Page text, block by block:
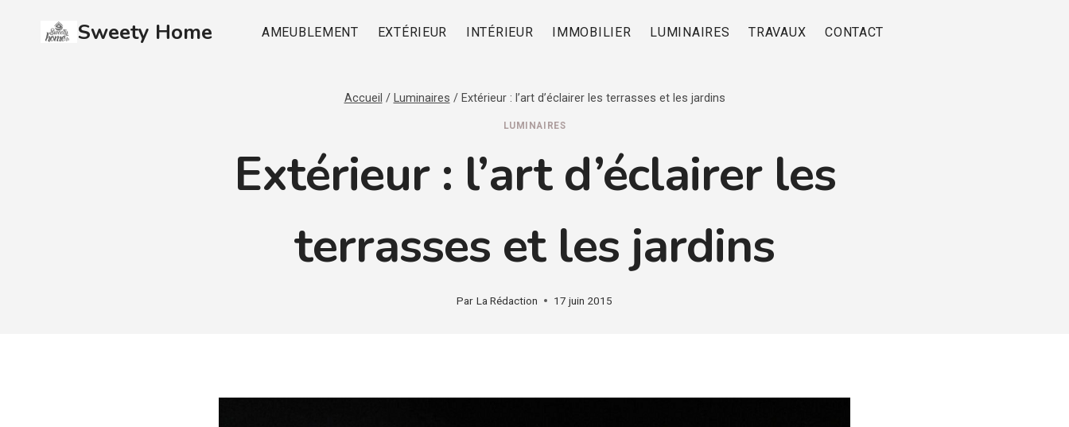
Sweety Home AMEUBLEMENT EXTÉRIEUR INTÉRIEUR IMMOBILIER LUMINAIRES TRAVAUX CONTACT
Accueil / Luminaires / Extérieur : l’art d’éclairer les terrasses et les jardins
LUMINAIRES
Extérieur : l’art d’éclairer les
terrasses et les jardins
Par La Rédaction 17 juin 2015